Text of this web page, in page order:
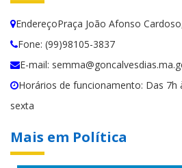
EndereçoPraça João Afonso
Fone: (99)98105-3837
E-mail:
Horários de funcionamento: Das 7h
sexta
Mais em Política